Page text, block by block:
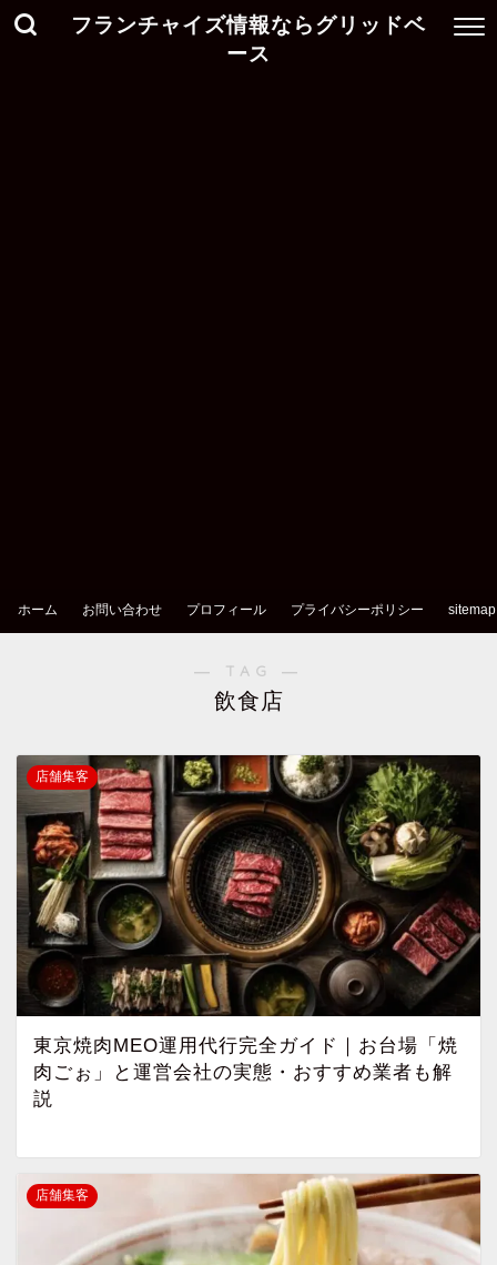
フランチャイズ情報ならグリッドベ
ース
ホーム お問い合わせ プロフィール プライバシーポリシー sitemap
― TAG ―
飲食店
店舗集客
東京焼肉MEO運用代行完全ガイド｜お台場「焼
肉ごぉ」と運営会社の実態・おすすめ業者も解
説
店舗集客